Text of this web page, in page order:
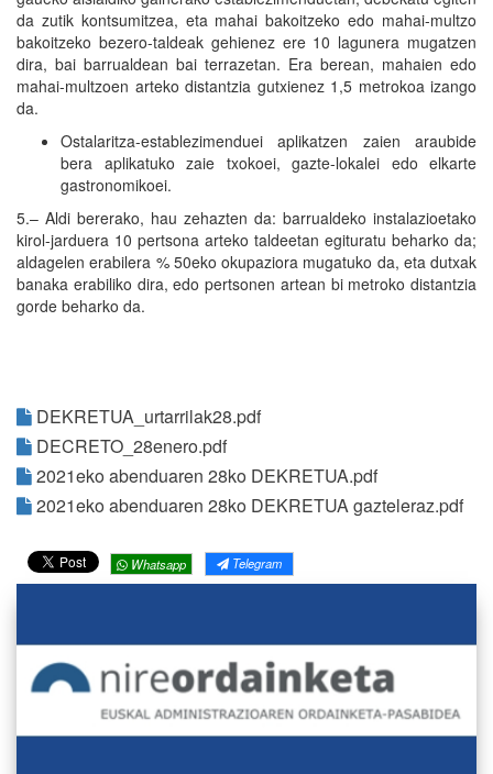
da zutik kontsumitzea, eta mahai bakoitzeko edo mahai-multzo
bakoitzeko bezero-taldeak gehienez ere 10 lagunera mugatzen
dira, bai barrualdean bai terrazetan. Era berean, mahaien edo
mahai-multzoen arteko distantzia gutxienez 1,5 metrokoa izango
da.
Ostalaritza-establezimenduei aplikatzen zaien araubide
bera aplikatuko zaie txokoei, gazte-lokalei edo elkarte
gastronomikoei.
5.– Aldi bererako, hau zehazten da: barrualdeko instalazioetako
kirol-jarduera 10 pertsona arteko taldeetan egituratu beharko da;
aldagelen erabilera % 50eko okupaziora mugatuko da, eta dutxak
banaka erabiliko dira, edo pertsonen artean bi metroko distantzia
gorde beharko da.
DEKRETUA_urtarrilak28.pdf
DECRETO_28enero.pdf
2021eko abenduaren 28ko DEKRETUA.pdf
2021eko abenduaren 28ko DEKRETUA gazteleraz.pdf
Whatsapp Telegram